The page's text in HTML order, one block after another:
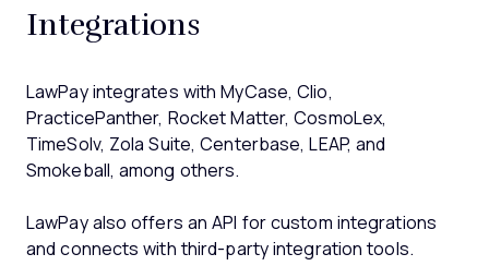
Integrations
LawPay integrates with MyCase, Clio,
PracticePanther, Rocket Matter, CosmoLex,
TimeSolv, Zola Suite, Centerbase, LEAP, and
Smokeball, among others.
LawPay also offers an API for custom integrations
and connects with third-party integration tools.